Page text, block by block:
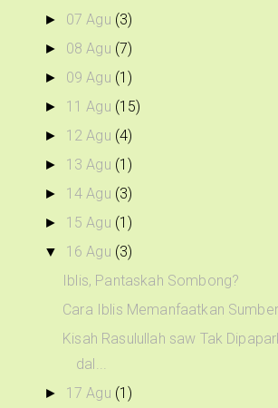
► 07 Agu (3)
► 08 Agu (7)
► 09 Agu (1)
► 11 Agu (15)
► 12 Agu (4)
► 13 Agu (1)
► 14 Agu (3)
► 15 Agu (1)
▼ 16 Agu (3)
Iblis, Pantaskah Sombong?
Cara Iblis Memanfaatkan
Kisah Rasulullah saw Tak
dal...
► 17 Agu (1)